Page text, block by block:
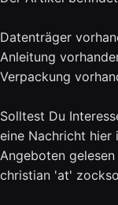
Datenträger
Anleitung
Verpackung
Solltest Du
eine Nachricht hier
Angeboten
christian 'at'